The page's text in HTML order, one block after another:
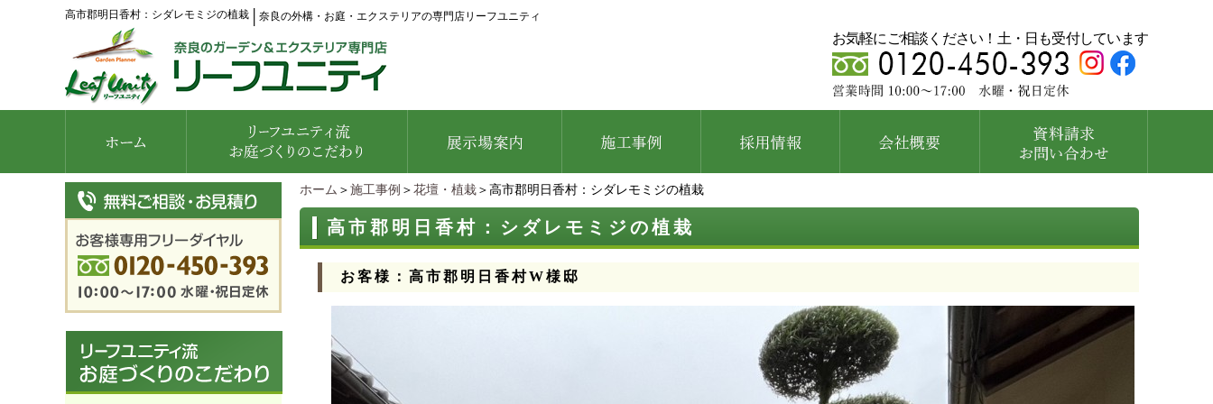
高市郡明日香村：シダレモミジの植栽 奈良の外構・お庭・エクステリアの専門店リーフユニティ
お気軽にご相談ください！土・日も受付しています
ホーム ＞ 施工事例 ＞ 花壇・植栽 ＞高市郡明日香村：シダレモミジの植栽
高市郡明日香村：シダレモミジの植栽
お客様：高市郡明日香村W様邸